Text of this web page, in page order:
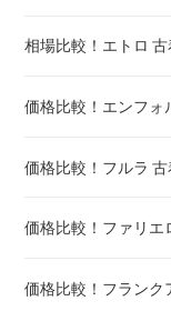
相場比較！エトロ 古
価格比較！エンフォ
価格比較！フルラ 古
価格比較！ファリエ
価格比較！フランク